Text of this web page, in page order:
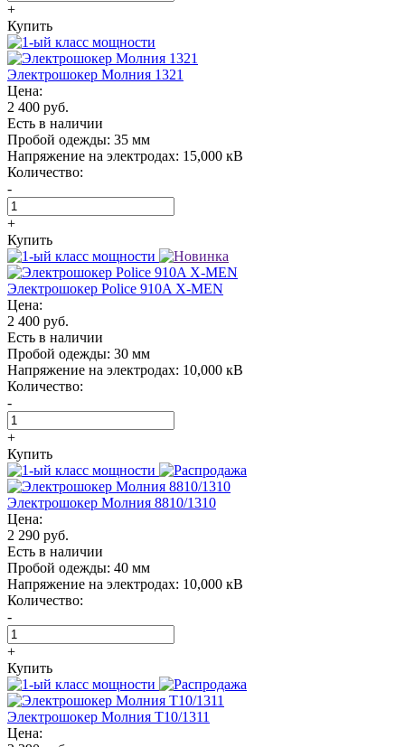
+
Купить
Электрошокер Молния 1321
Цена:
2 400 руб.
Есть в наличии
Пробой одежды: 35 мм
Напряжение на электродах: 15,000 кВ
Количество:
-
+
Купить
Электрошокер Police 910A X-MEN
Цена:
2 400 руб.
Есть в наличии
Пробой одежды: 30 мм
Напряжение на электродах: 10,000 кВ
Количество:
-
+
Купить
Электрошокер Молния 8810/1310
Цена:
2 290 руб.
Есть в наличии
Пробой одежды: 40 мм
Напряжение на электродах: 10,000 кВ
Количество:
-
+
Купить
Электрошокер Молния T10/1311
Цена: